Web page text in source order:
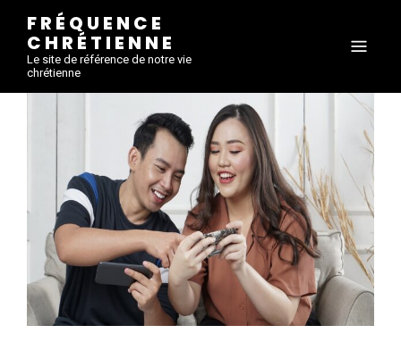
FRÉQUENCE
CHRÉTIENNE
Le site de référence de notre vie
chrétienne